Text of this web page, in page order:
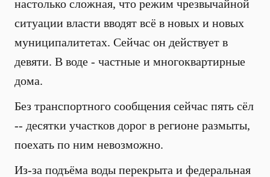
настолько сложная, что режим чрезвычайной
ситуации власти вводят всё в новых и новых
муниципалитетах. Сейчас он действует в
девяти. В воде - частные и многоквартирные
дома.
Без транспортного сообщения сейчас пять сёл
-- десятки участков дорог в регионе размыты,
поехать по ним невозможно.
Из-за подъёма воды перекрыта и федеральная